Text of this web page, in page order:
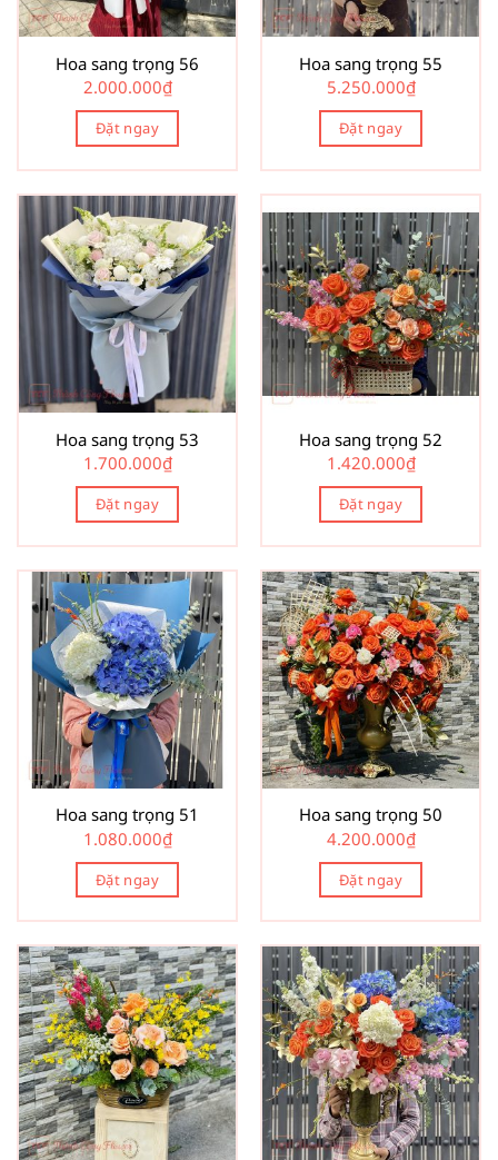
Hoa sang trọng 56
2.000.000₫
Đặt ngay
Hoa sang trọng 55
5.250.000₫
Đặt ngay
Hoa sang trọng 53
1.700.000₫
Đặt ngay
Hoa sang trọng 52
1.420.000₫
Đặt ngay
Hoa sang trọng 51
1.080.000₫
Đặt ngay
Hoa sang trọng 50
4.200.000₫
Đặt ngay